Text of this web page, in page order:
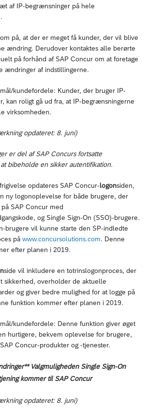
af IP-begrænsninger på hele
på, at der er meget få kunder, der vil blive
ændring. Derudover kontaktes alle berørte
på forhånd af SAP Concur om at foretage
ændringer af indstillingerne.
kundefordele: Kunder, der bruger IP-
kan roligt gå ud fra, at IP-begrænsningerne
virksomheden.
opdateret: 8. juni)
er del af SAP Concurs fortsatte
bibeholde en sikker autentifikation.
opdateres SAP Concur-logonsiden,
ny logonoplevelse for både brugere, der
SAP Concur med
og Single Sign-On (SSO)-brugere.
brugere vil kunne starte den SP-indledte
på www.concursolutions.com. Denne
efter planen i 2019.
side vil inkludere en totrinslogonproces, der
sikkerhed, overholder de aktuelle
og giver bedre mulighed for at logge på
funktion kommer efter planen i 2019.
kundefordele: Denne funktion giver øget
hurtigere, bekvem oplevelse for brugere,
Concur-produkter og -tjenester.
Valgmuligheden Single Sign-On
kommer til SAP Concur
opdateret: 8. juni)